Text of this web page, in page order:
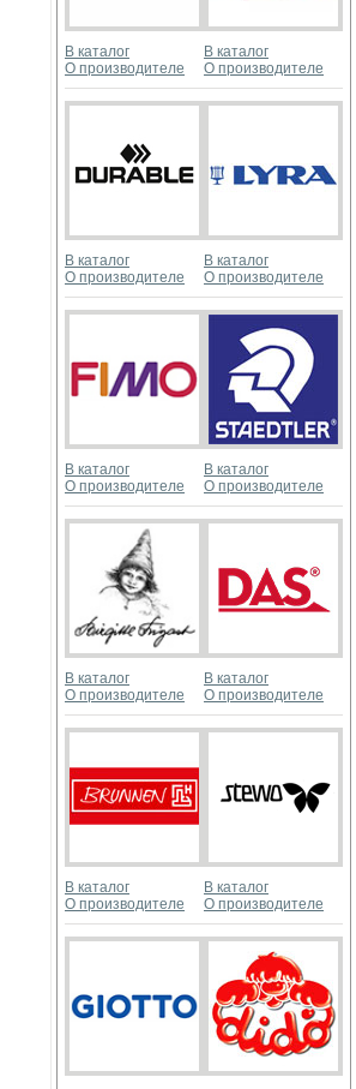
В каталог
О производителе
В каталог
О производителе
В каталог
О производителе
В каталог
О производителе
В каталог
О производителе
В каталог
О производителе
В каталог
О производителе
В каталог
О производителе
В каталог
О производителе
В каталог
О производителе